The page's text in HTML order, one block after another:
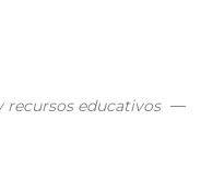
recursos educativos —